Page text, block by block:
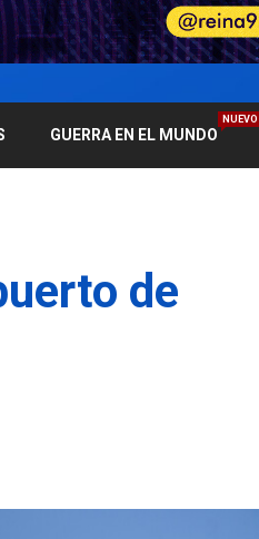
GUERRA EN EL MUNDO
NUEVO
de